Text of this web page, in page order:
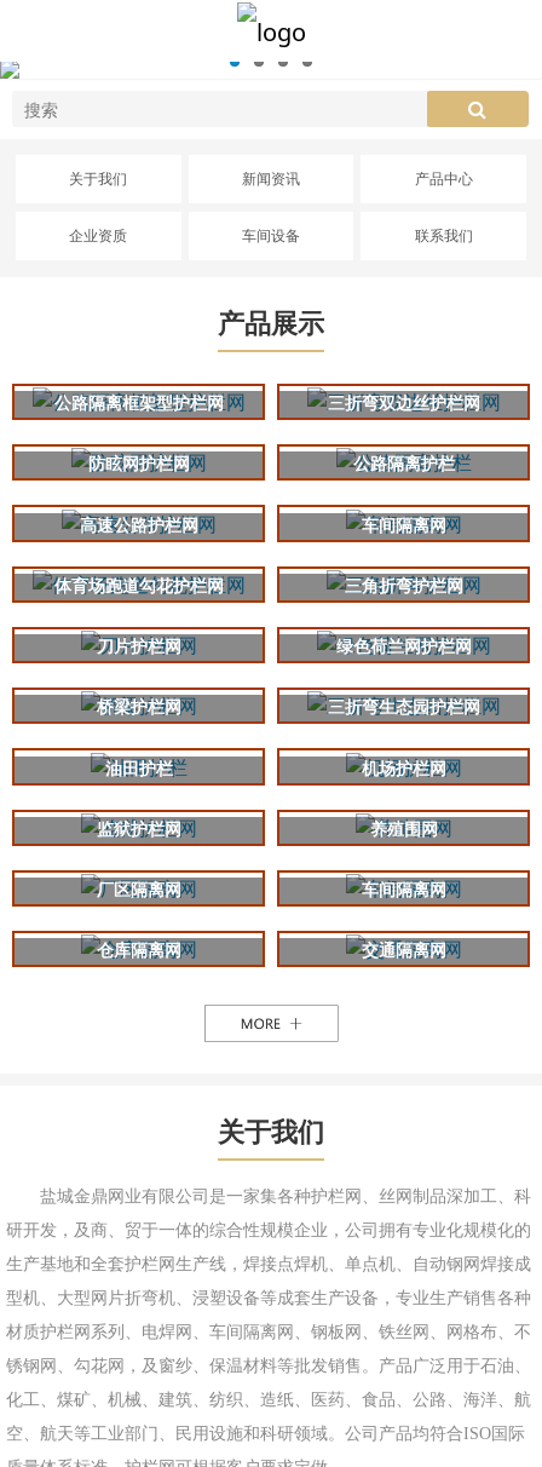
关于我们 新闻资讯 产品中心
企业资质 车间设备 联系我们
产品展示
公路隔离框架型护栏网 三折弯双边丝护栏网
防眩网护栏网 公路隔离护栏
高速公路护栏网 车间隔离网
体育场跑道勾花护栏网 三角折弯护栏网
刀片护栏网 绿色荷兰网护栏网
桥梁护栏网 三折弯生态园护栏网
油田护栏 机场护栏网
监狱护栏网 养殖围网
厂区隔离网 车间隔离网
仓库隔离网 交通隔离网
关于我们
盐城金鼎网业有限公司是一家集各种护栏网、丝网制品深加工、科
研开发，及商、贸于一体的综合性规模企业，公司拥有专业化规模化的
生产基地和全套护栏网生产线，焊接点焊机、单点机、自动钢网焊接成
型机、大型网片折弯机、浸塑设备等成套生产设备，专业生产销售各种
材质护栏网系列、电焊网、车间隔离网、钢板网、铁丝网、网格布、不
锈钢网、勾花网，及窗纱、保温材料等批发销售。产品广泛用于石油、
化工、煤矿、机械、建筑、纺织、造纸、医药、食品、公路、海洋、航
空、航天等工业部门、民用设施和科研领域。公司产品均符合ISO国际